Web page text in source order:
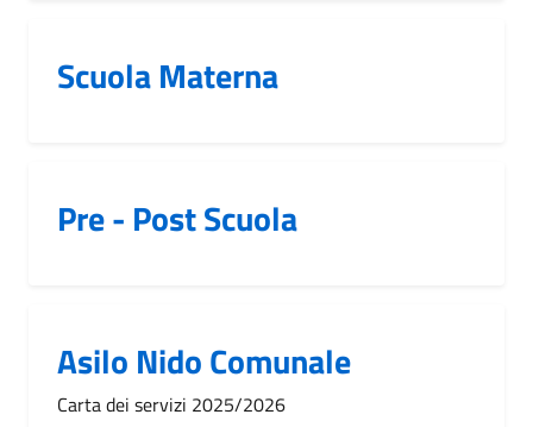
Scuola Materna
Pre - Post Scuola
Asilo Nido Comunale
Carta dei servizi 2025/2026